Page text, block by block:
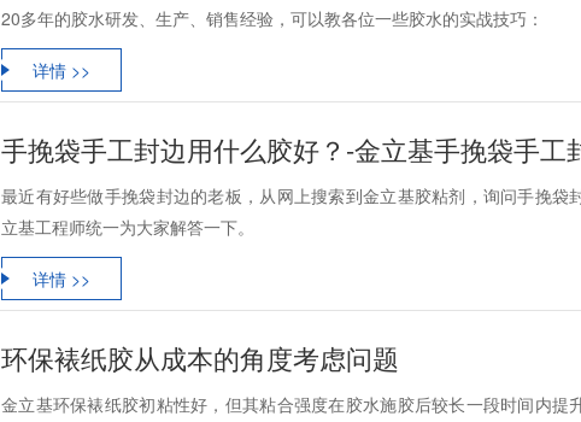
20多年的胶水研发、生产、销售经验，可以教各位一些胶水的实战技巧：
详情 >>
手挽袋手工封边用什么胶好？-金立基手挽袋手工
最近有好些做手挽袋封边的老板，从网上搜索到金立基胶粘剂，询问手挽袋
立基工程师统一为大家解答一下。
详情 >>
环保裱纸胶从成本的角度考虑问题
金立基环保裱纸胶初粘性好，但其粘合强度在胶水施胶后较长一段时间内提